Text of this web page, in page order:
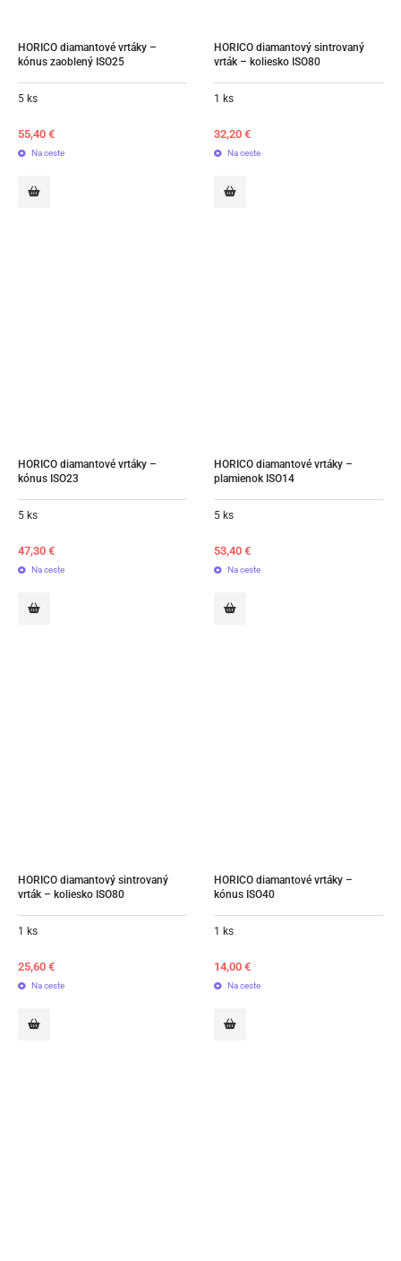
HORICO diamantové vrtáky –
kónus zaoblený ISO25
5 ks
55,40 €
Na ceste
HORICO diamantový sintrovaný
vrták – koliesko ISO80
1 ks
32,20 €
Na ceste
HORICO diamantové vrtáky –
kónus ISO23
5 ks
47,30 €
Na ceste
HORICO diamantové vrtáky –
plamienok ISO14
5 ks
53,40 €
Na ceste
HORICO diamantový sintrovaný
vrták – koliesko ISO80
1 ks
25,60 €
Na ceste
HORICO diamantové vrtáky –
kónus ISO40
1 ks
14,00 €
Na ceste